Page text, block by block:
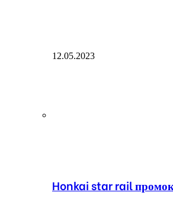
12.05.2023
Honkai star rail